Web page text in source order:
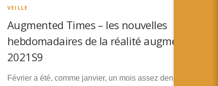
VEILLE
Augmented Times – les nouvelles
hebdomadaires de la réalité augmentée –
2021S9
Février a été, comme janvier, un mois assez dense dans le